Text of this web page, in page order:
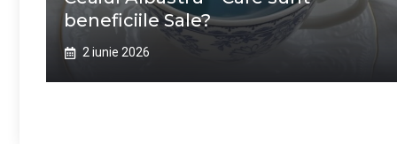
beneficiile Sale?
2 iunie 2026